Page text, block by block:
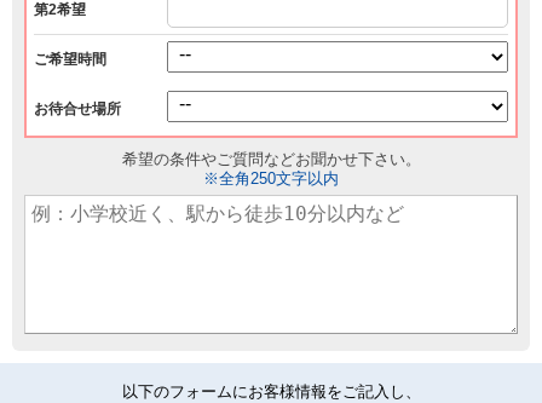
第2希望
ご希望時間
お待合せ場所
希望の条件やご質問などお聞かせ下さい。
※全角250文字以内
以下のフォームにお客様情報をご記入し、